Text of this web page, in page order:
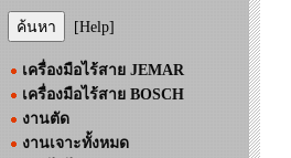
[Help]
เครื่องมือไร้สาย JEMAR
เครื่องมือไร้สาย BOSCH
งานตัด
งานเจาะทั้งหมด